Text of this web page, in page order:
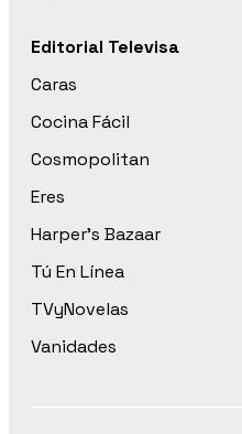
Editorial Televisa
Caras
Cocina Fácil
Cosmopolitan
Eres
Harper’s Bazaar
Tú En Línea
TVyNovelas
Vanidades